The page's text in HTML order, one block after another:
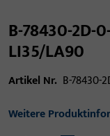
B-78430-2D-
LI35/LA90
Artikel Nr. B-78430-
Weitere